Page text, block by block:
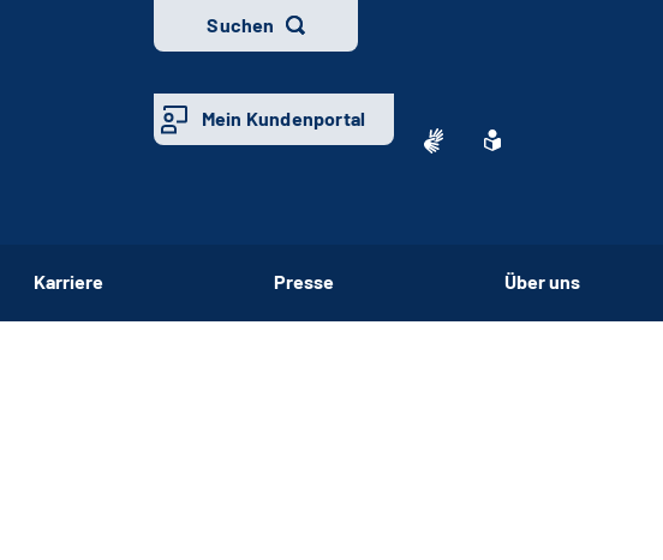
Suchen
Mein Kundenportal
Karriere Presse Über uns